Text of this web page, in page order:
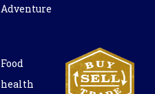
Adventure
Food
health